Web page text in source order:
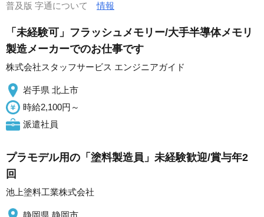
普及版 字通について情報
「未経験可」フラッシュメモリー/大手半導体メモリ
製造メーカーでのお仕事です
株式会社スタッフサービス エンジニアガイド
岩手県 北上市
時給2,100円～
派遣社員
プラモデル用の「塗料製造員」未経験歓迎/賞与年2
回
池上塗料工業株式会社
静岡県 静岡市